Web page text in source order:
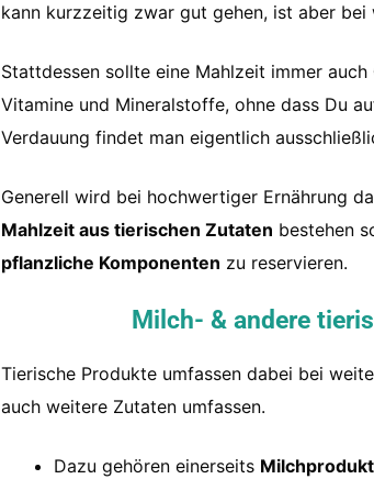
kann kurzzeitig zwar gut gehen, ist aber bei
Stattdessen sollte eine Mahlzeit immer auch
Vitamine und Mineralstoffe, ohne dass Du
Verdauung findet man eigentlich
Generell wird bei hochwertiger Ernährung
Mahlzeit aus tierischen Zutaten bestehen
pflanzliche Komponenten zu reservieren.
Milch- &andere
Tierische Produkte umfassen dabei bei
auch weitere Zutaten umfassen.
Dazu gehören einerseits